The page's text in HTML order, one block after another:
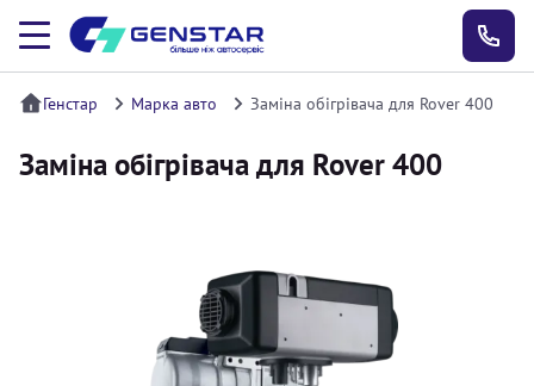
Генстар Марка авто Заміна обігрівача для Rover 400
Заміна обігрівача для Rover 400